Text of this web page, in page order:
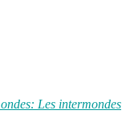
Les intermondes